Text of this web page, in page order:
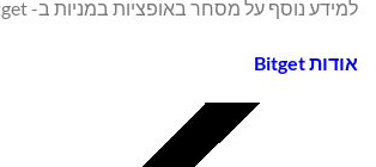
למידע נוסף על מסחר באופציות במניות ב- Bitget, בקרו
אודותBitget